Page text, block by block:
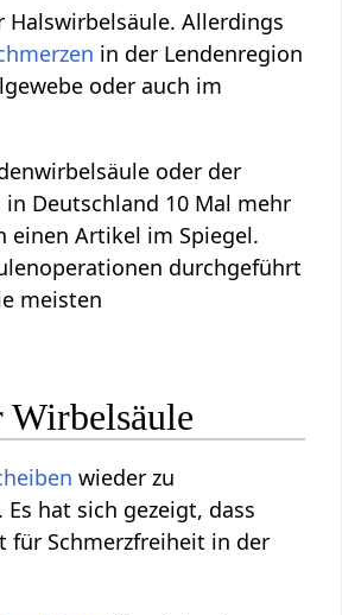
Allerdings
in der Lendenregion
oder auch im
oder der
Deutschland 10 Mal mehr
einen Artikel im Spiegel.
durchgeführt
meisten
Wirbelsäule
wieder zu
hat sich gezeigt, dass
für Schmerzfreiheit in der